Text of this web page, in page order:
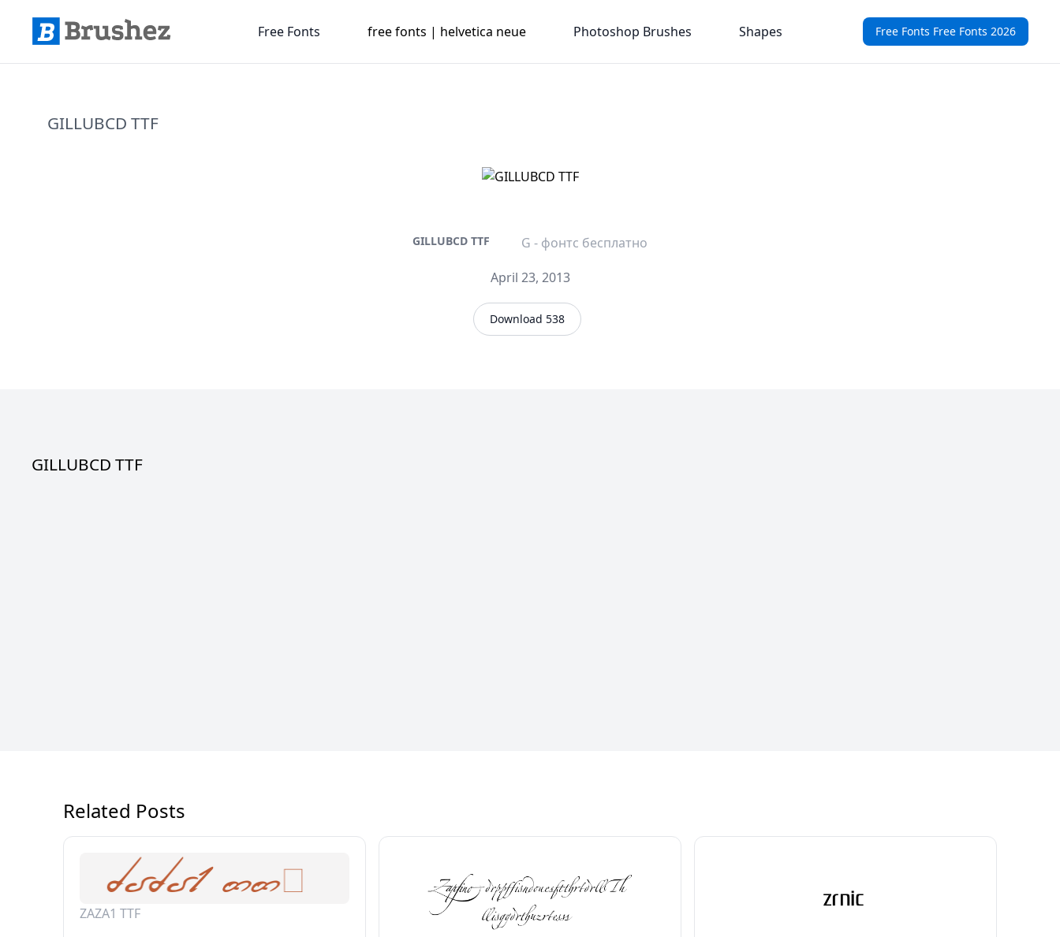
Free Fonts Free Fonts 2026
Free Fonts free fonts | helvetica neue Photoshop Brushes Shapes
GILLUBCD TTF
GILLUBCD TTF
G - фонтс бесплатно
April 23, 2013
Download 538
GILLUBCD TTF
Related Posts
ZAZA1 TTF